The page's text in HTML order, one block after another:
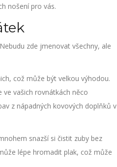
nošení pro vás.
zde jmenovat všechny, ale
což může být velkou výhodou.
vašich rovnátkách něco
z nápadných kovových doplňků v
snazší si čistit zuby bez
lépe hromadit plak, což může